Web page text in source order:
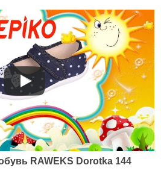
22 RAWEKS Dorotka 144